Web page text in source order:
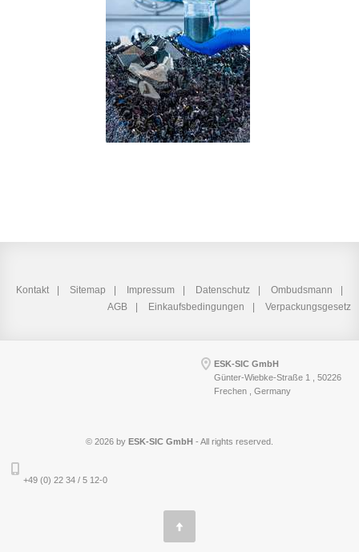
Kontakt Sitemap Impressum Datenschutz
Ombudsmann
AGB
Einkaufsbedingungen Verpackungsgesetz
ESK-SIC GmbH
Günter-Wiebke-Straße 1 , 50226
Frechen , Germany
© 2026 by ESK-SIC GmbH - All rights reserved.
+49 (0) 22 34 / 5 12-0